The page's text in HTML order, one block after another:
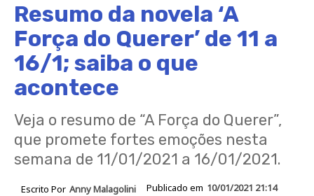
Resumo da novela ‘A
Força do Querer’ de 11 a
16/1; saiba o que
acontece
Veja o resumo de “A Força do Querer”,
que promete fortes emoções nesta
semana de 11/01/2021 a 16/01/2021.
Escrito Por Anny Malagolini Publicado em 10/01/2021 21:14